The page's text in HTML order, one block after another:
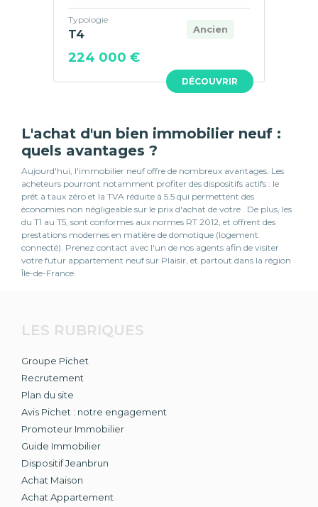
DÉCOUVRIR
Ancien
Typologie
T4
224 000 €
L'achat d'un bien immobilier neuf :
quels avantages ?
Aujourd'hui, l'immobilier neuf offre de nombreux avantages. Les
acheteurs pourront notamment profiter des dispositifs actifs : le
prêt à taux zéro et la TVA réduite à 5.5 qui permettent des
économies non négligeable sur le prix d'achat de votre . De plus, les
du T1 au T5, sont conformes aux normes RT 2012, et offrent des
prestations modernes en matière de domotique (logement
connecté). Prenez contact avec l'un de nos agents afin de visiter
votre futur appartement neuf sur Plaisir, et partout dans la région
Île-de-France.
LES RUBRIQUES
Groupe Pichet
Recrutement
Plan du site
Avis Pichet : notre engagement
Promoteur Immobilier
Guide Immobilier
Dispositif Jeanbrun
Achat Maison
Achat Appartement